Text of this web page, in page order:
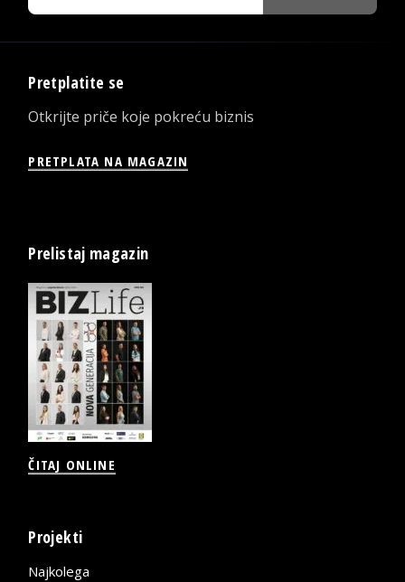
Pretplatite se
Otkrijte priče koje pokreću biznis
PRETPLATA NA MAGAZIN
Prelistaj magazin
ČITAJ ONLINE
Projekti
Najkolega